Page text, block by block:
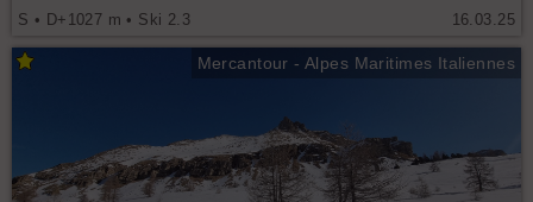
16.03.25
S • D+1027 m • Ski 2.3
Mercantour - Alpes Maritimes Italiennes